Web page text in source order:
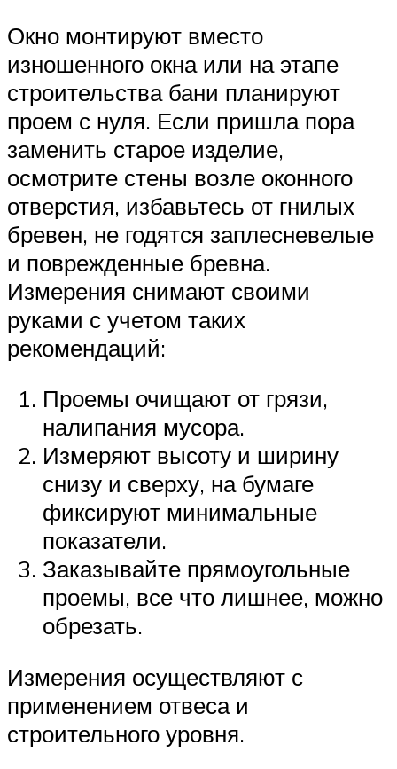
Окно монтируют вместо
изношенного окна или на этапе
строительства бани планируют
проем с нуля. Если пришла пора
заменить старое изделие,
осмотрите стены возле оконного
отверстия, избавьтесь от гнилых
бревен, не годятся заплесневелые
и поврежденные бревна.
Измерения снимают своими
руками с учетом таких
рекомендаций:
Проемы очищают от грязи,
налипания мусора.
Измеряют высоту и ширину
снизу и сверху, на бумаге
фиксируют минимальные
показатели.
Заказывайте прямоугольные
проемы, все что лишнее, можно
обрезать.
Измерения осуществляют с
применением отвеса и
строительного уровня.